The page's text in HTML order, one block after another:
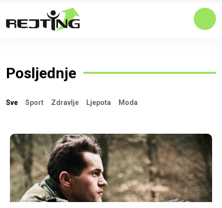
Posljednje
Sve Sport Zdravlje Ljepota Moda